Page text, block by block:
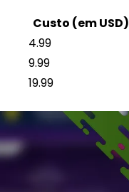
Custo (em USD)
4.99
9.99
19.99